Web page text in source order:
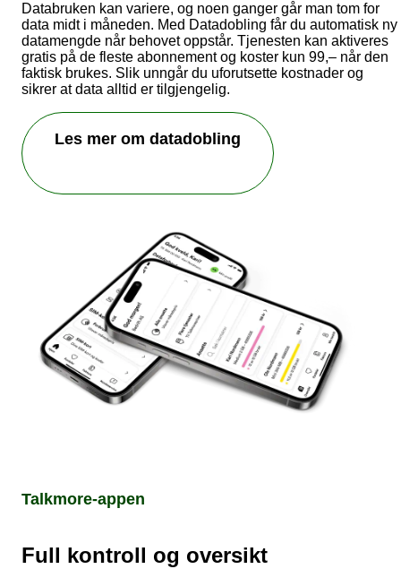
Databruken kan variere, og noen ganger går man tom for
data midt i måneden. Med Datadobling får du automatisk ny
datamengde når behovet oppstår. Tjenesten kan aktiveres
gratis på de fleste abonnement og koster kun 99,– når den
faktisk brukes. Slik unngår du uforutsette kostnader og
sikrer at data alltid er tilgjengelig.
Les mer om datadobling
Talkmore-appen
Full kontroll og oversikt